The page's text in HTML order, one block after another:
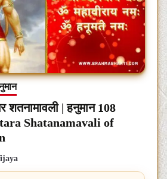
शतनामावली | हनुमान 108
Shatanamavali of